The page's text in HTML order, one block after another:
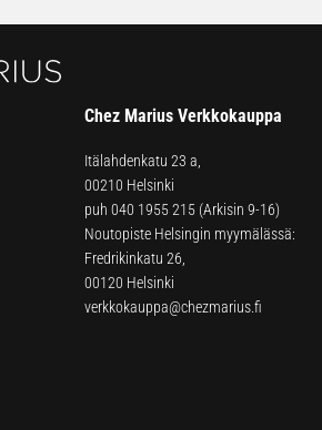
Chez Marius Verkkokauppa
Itälahdenkatu 23 a,
00210 Helsinki
puh 040 1955 215 (Arkisin 9-16)
Noutopiste Helsingin myymälässä:
Fredrikinkatu 26,
00120 Helsinki
verkkokauppa@chezmarius.fi